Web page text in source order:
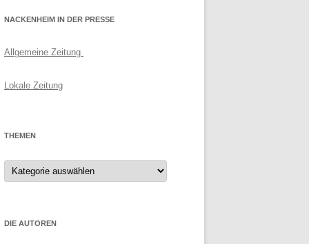
NACKENHEIM IN DER PRESSE
Allgemeine Zeitung
Lokale Zeitung
THEMEN
Themen
DIE AUTOREN